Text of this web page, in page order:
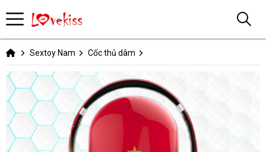
Sextoy Nam Cốc thủ dâm